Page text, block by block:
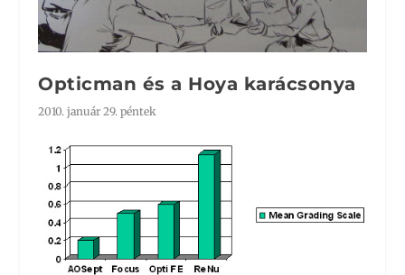
Opticman és a Hoya karácsonya
2010. január 29. péntek